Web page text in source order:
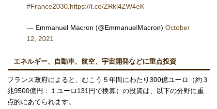
#France2030.https://t.co/ZRkl4ZW4eK
— Emmanuel Macron (@EmmanuelMacron) October
12, 2021
エネルギー、自動車、航空、宇宙開発などに重点投資
フランス政府によると、むこう５年間にわたり300億ユーロ（約３
兆9500億円：１ユーロ131円で換算）の投資は、以下の分野に重
点的にあてられます。